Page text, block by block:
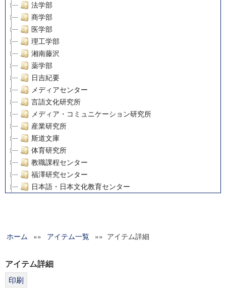
法学部
商学部
医学部
理工学部
湘南藤沢
薬学部
日吉紀要
メディアセンター
言語文化研究所
メディア・コミュニケーション研究所
産業研究所
斯道文庫
体育研究所
教職課程センター
福澤研究センター
日本語・日本文化教育センター
グローバルリサーチインスティテュート
科学研究費補助金研究成果報告書
ホーム »» アイテム一覧 »» アイテム詳細
アイテム詳細